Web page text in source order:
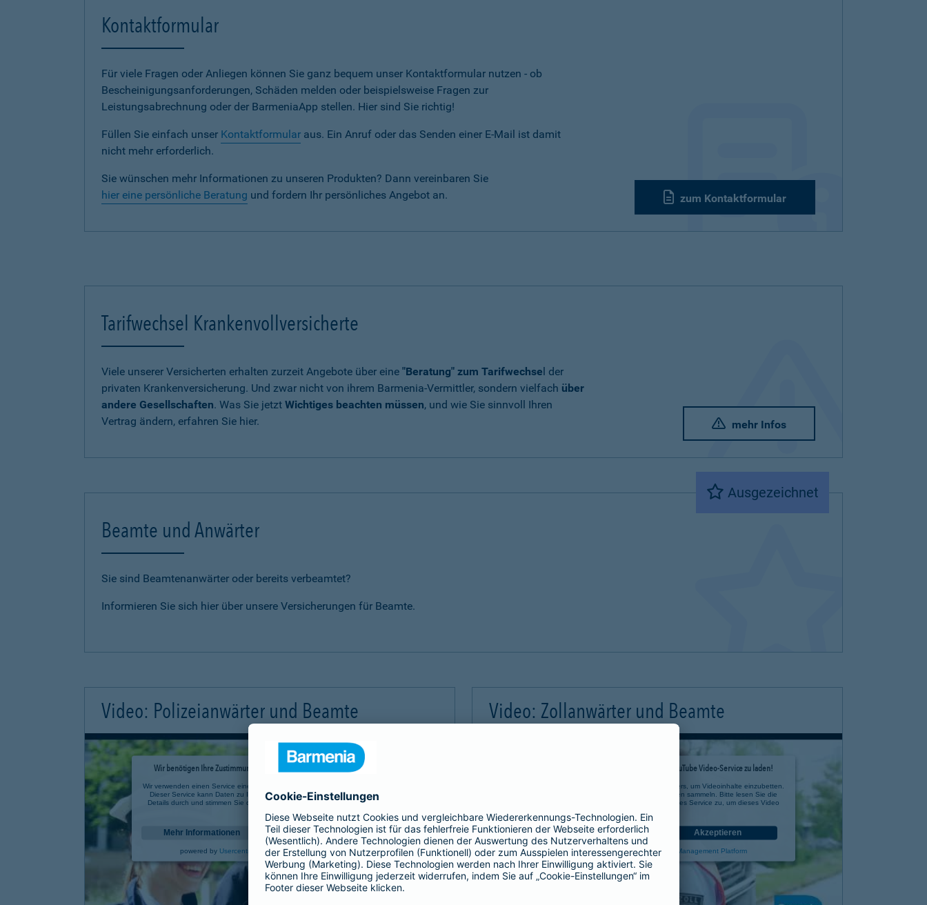
Kontaktformular
Für viele Fragen oder Anliegen können Sie ganz bequem unser Kontaktformular nutzen - ob
Bescheinigungsanforderungen, Schäden melden oder beispielsweise Fragen zur
Leistungsabrechnung oder der BarmeniaApp stellen. Hier sind Sie richtig!
Füllen Sie einfach unser Kontaktformular aus. Ein Anruf oder das Senden einer E-Mail ist damit
nicht mehr erforderlich.
Sie wünschen mehr Informationen zu unseren Produkten? Dann vereinbaren Sie
hier eine persönliche Beratung und fordern Ihr persönliches Angebot an. zum Kontaktformular
Tarifwechsel Krankenvollversicherte
Viele unserer Versicherten erhalten zurzeit Angebote über eine "Beratung" zum Tarifwechsel der
privaten Krankenversicherung. Und zwar nicht von ihrem Barmenia-Vermittler, sondern vielfach über
andere Gesellschaften. Was Sie jetzt Wichtiges beachten müssen, und wie Sie sinnvoll Ihren
Vertrag ändern, erfahren Sie hier.
mehr Infos
Ausgezeichnet
Beamte und Anwärter
Sie sind Beamtenanwärter oder bereits verbeamtet?
Informieren Sie sich hier über unsere Versicherungen für Beamte.
Video: Polizeianwärter und Beamte
Wir benötigen Ihre Zustimmung, um den YouTube Video-Service zu laden!
Wir verwenden einen Service eines Drittanbieters, um Videoinhalte einzubetten.
Dieser Service kann Daten zu Ihren Aktivitäten sammeln. Bitte lesen Sie die
Details durch und stimmen Sie der Nutzung des Service zu, um dieses Video
Mehr Informationen Akzeptieren
powered by Usercentrics Consent Management Platform
Video: Zollanwärter und Beamte
Wir benötigen Ihre Zustimmung, um den YouTube Video-Service zu laden!
Wir verwenden einen Service eines Drittanbieters, um Videoinhalte einzubetten.
Dieser Service kann Daten zu Ihren Aktivitäten sammeln. Bitte lesen Sie die
Details durch und stimmen Sie der Nutzung des Service zu, um dieses Video
Mehr Informationen Akzeptieren
powered byUsercentrics Consent Management Platform